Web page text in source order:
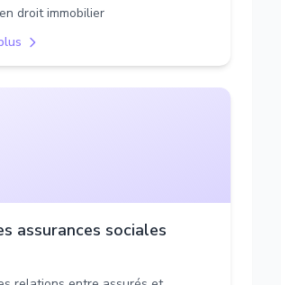
droit immobilier
assurances sociales